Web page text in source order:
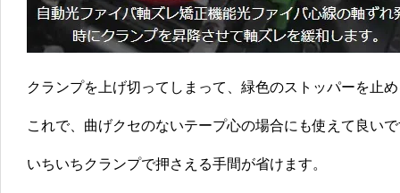
クランプを上げ切ってしまって、緑色のストッパーを止
これで、曲げクセのないテープ心の場合にも使えて良い
いちいちクランプで押さえる手間が省けます。